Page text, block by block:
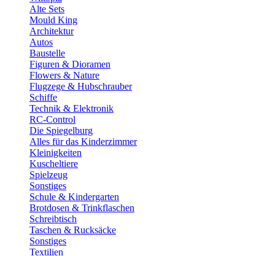
Alte Sets
Mould King
Architektur
Autos
Baustelle
Figuren & Dioramen
Flowers & Nature
Flugzege & Hubschrauber
Schiffe
Technik & Elektronik
RC-Control
Die Spiegelburg
Alles für das Kinderzimmer
Kleinigkeiten
Kuscheltiere
Spielzeug
Sonstiges
Schule & Kindergarten
Brotdosen & Trinkflaschen
Schreibtisch
Taschen & Rucksäcke
Sonstiges
Textilien